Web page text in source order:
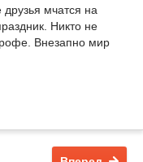
мчатся на
Никто не
Внезапно мир